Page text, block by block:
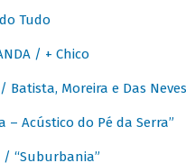
Tudo
/ + Chico
/ Batista, Moreira e Das
– Acústico do Pé da Serra”
/ “Suburbania”